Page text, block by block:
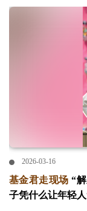
2026-03-16
基金君走现场 “
子凭什么让年轻人